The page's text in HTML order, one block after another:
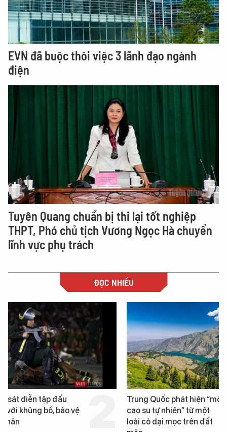
EVN đã buộc thôi việc 3 lãnh đạo ngành
điện
Tuyên Quang chuẩn bị thi lại tốt nghiệp
THPT, Phó chủ tịch Vương Ngọc Hà chuyển
lĩnh vực phụ trách
ĐỌC NHIỀU
Trung Quốc phát hiện “mỏ
cao su tự nhiên” từ một
loài cỏ dại mọc trên đất
Loạt dự án bất động
Đà Nẵng sắp bị kiểm